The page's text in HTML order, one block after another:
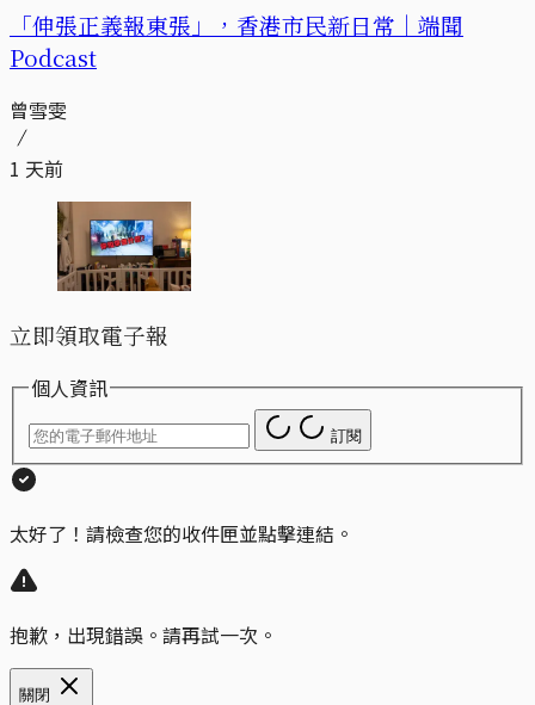
「伸張正義報東張」，香港市民新日常｜端聞
Podcast
曾雪雯
1 天前
立即領取電子報
個人資訊
訂閱
太好了！請檢查您的收件匣並點擊連結。
抱歉，出現錯誤。請再試一次。
關閉